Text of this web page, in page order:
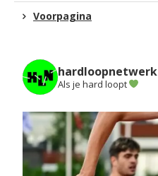
Voorpagina
hardloopnetwerk
Als je hard loopt